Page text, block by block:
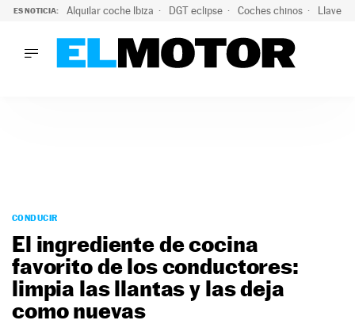
ES NOTICIA: Alquilar coche Ibiza DGT eclipse Coches chinos Llaves
PODCAST
MOTOS
TECNOLOGÍA
SUPERCOCHES
CONDUCIR
El ingrediente de cocina
favorito de los conductores:
limpia las llantas y las deja
como nuevas